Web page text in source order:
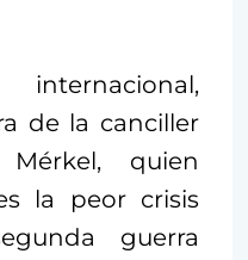
de la canciller
quien
la peor crisis
guerra